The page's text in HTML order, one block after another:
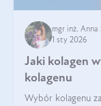
mgr inż. Anna
1 sty 2026
Jaki kolagen
kolagenu
Wybór kolagenu